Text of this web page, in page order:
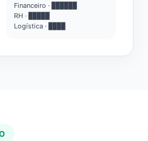
Financeiro · ██████
RH · █████
Logística · ████